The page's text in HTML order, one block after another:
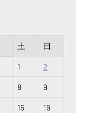
土 日
1 2
8 9
15 16